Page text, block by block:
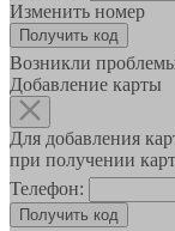
Изменить номер
Возникли
Добавление карты
Для добавления
при получении
Телефон: